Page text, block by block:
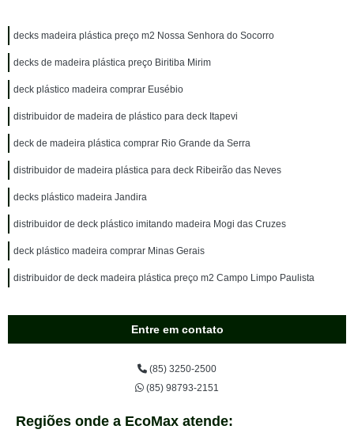
decks madeira plástica preço m2 Nossa Senhora do Socorro
decks de madeira plástica preço Biritiba Mirim
deck plástico madeira comprar Eusébio
distribuidor de madeira de plástico para deck Itapevi
deck de madeira plástica comprar Rio Grande da Serra
distribuidor de madeira plástica para deck Ribeirão das Neves
decks plástico madeira Jandira
distribuidor de deck plástico imitando madeira Mogi das Cruzes
deck plástico madeira comprar Minas Gerais
distribuidor de deck madeira plástica preço m2 Campo Limpo Paulista
Entre em contato
(85) 3250-2500
(85) 98793-2151
Regiões onde a EcoMax atende: